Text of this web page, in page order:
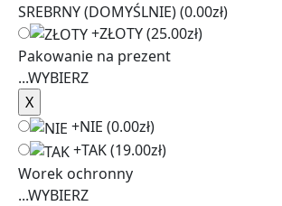
SREBRNY (DOMYŚLNIE)(0.00zł)
+ZŁOTY(25.00zł)
Pakowanie na prezent
...WYBIERZ
+NIE (0.00zł)
+TAK(19.00zł)
Worek ochronny
...WYBIERZ